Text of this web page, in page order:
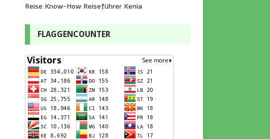
Reise Know-How Reiseführer Kenia
FLAGGENCOUNTER